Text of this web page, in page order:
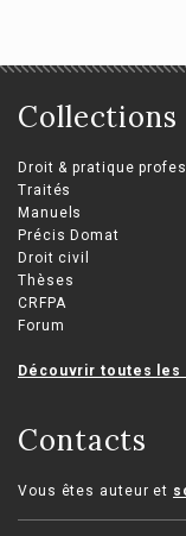
Collections
Droit & pratique
Traités
Manuels
Précis Domat
Droit civil
Thèses
CRFPA
Forum
Découvrir toutes
Contacts
Vous êtes auteur et